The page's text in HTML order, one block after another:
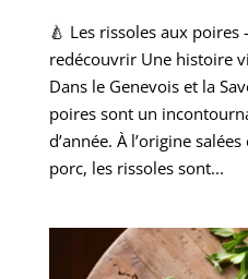
🍐 Les rissoles aux
redécouvrir Une histoire
Dans le Genevois et la
poires sont un
d’année. À l’origine
porc, les rissoles sont...